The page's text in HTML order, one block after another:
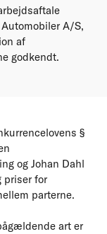
A/S,
af
godkendt.
§
og Johan Dahl
priser for
parterne.
art er